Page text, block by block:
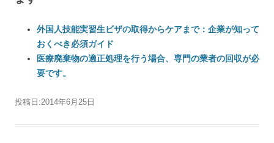
外国人技能実習生ビザの取得からケアまで：企業が知って
おくべき必須ガイド
医療廃棄物の適正処理を行う場合、専門の業者の回収が必
要です。
投稿日:2014年6月25日